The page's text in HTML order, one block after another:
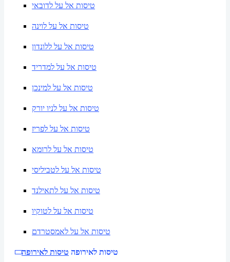
טיסות אל על לדובאי
טיסות אל על לוינה
טיסות אל על ללונדון
טיסות אל על למדריד
טיסות אל על למינכן
טיסות אל על לניו יורק
טיסות אל על לפריז
טיסות אל על לרומא
טיסות אל על לטביליסי
טיסות אל על לתאילנד
טיסות אל על לטוקיו
טיסות אל על לאמסטרדם
טיסות לאירופה טיסות לאירופה